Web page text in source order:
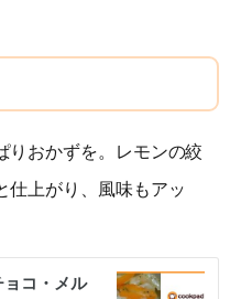
りおかずを。レモンの絞
仕上がり、風味もアッ